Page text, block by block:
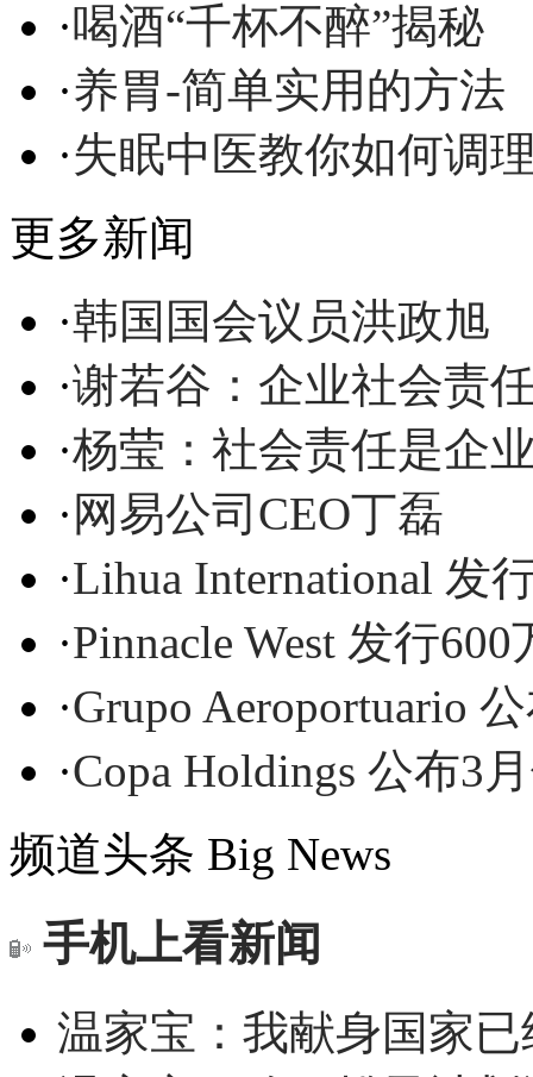
·喝酒“千杯不醉”揭秘
·养胃-简单实用的方法
·失眠中医教你如何调
更多新闻
·韩国国会议员洪政旭
·谢若谷：企业社会责
·杨莹：社会责任是企
· 网易公司CEO丁磊
·Lihua International 发
·Pinnacle West 发行
·Grupo Aeroportuario
·Copa Holdings 公布3
频道头条 Big News
手机上看新闻
温家宝：我献身国家